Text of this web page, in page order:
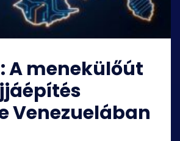
A menekülőút
Venezuelában